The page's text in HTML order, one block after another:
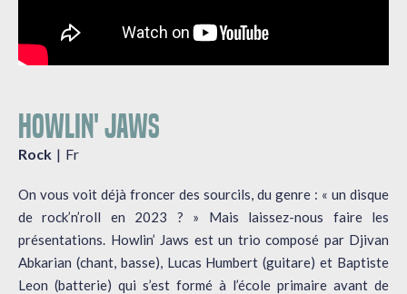
HOWLIN' JAWS
Rock Fr
On vous voit déjà froncer des sourcils, du genre : « un disque
de rock’n’roll en 2023 ? » Mais laissez-nous faire les
présentations. Howlin’ Jaws est un trio composé par Djivan
Abkarian (chant, basse), Lucas Humbert (guitare) et Baptiste
Leon (batterie) qui s’est formé à l’école primaire avant de